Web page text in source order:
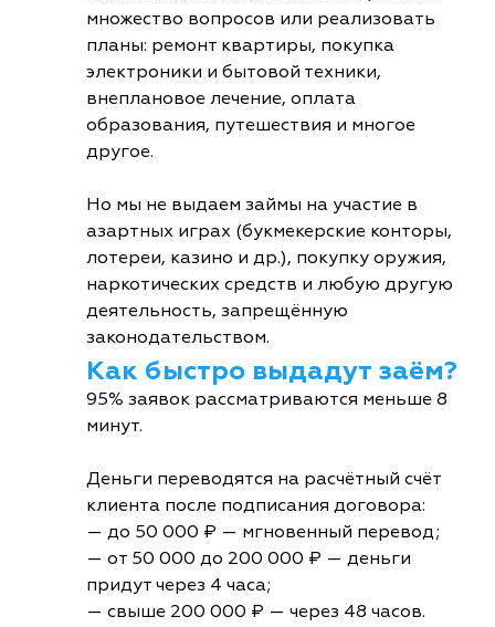
множество вопросов или реализовать
планы: ремонт квартиры, покупка
электроники и бытовой техники,
внеплановое лечение, оплата
образования, путешествия и многое
другое.
Но мы не выдаем займы на участие в
азартных играх (букмекерские конторы,
лотереи, казино и др.), покупку оружия,
наркотических средств и любую другую
деятельность, запрещённую
законодательством.
Как быстро выдадут заём?
95% заявок рассматриваются меньше 8
минут.
Деньги переводятся на расчётный счёт
клиента после подписания договора:
— до 50 000 ₽ — мгновенный перевод;
— от 50 000 до 200 000 ₽ — деньги
придут через 4 часа;
— свыше 200 000 ₽ — через 48 часов.